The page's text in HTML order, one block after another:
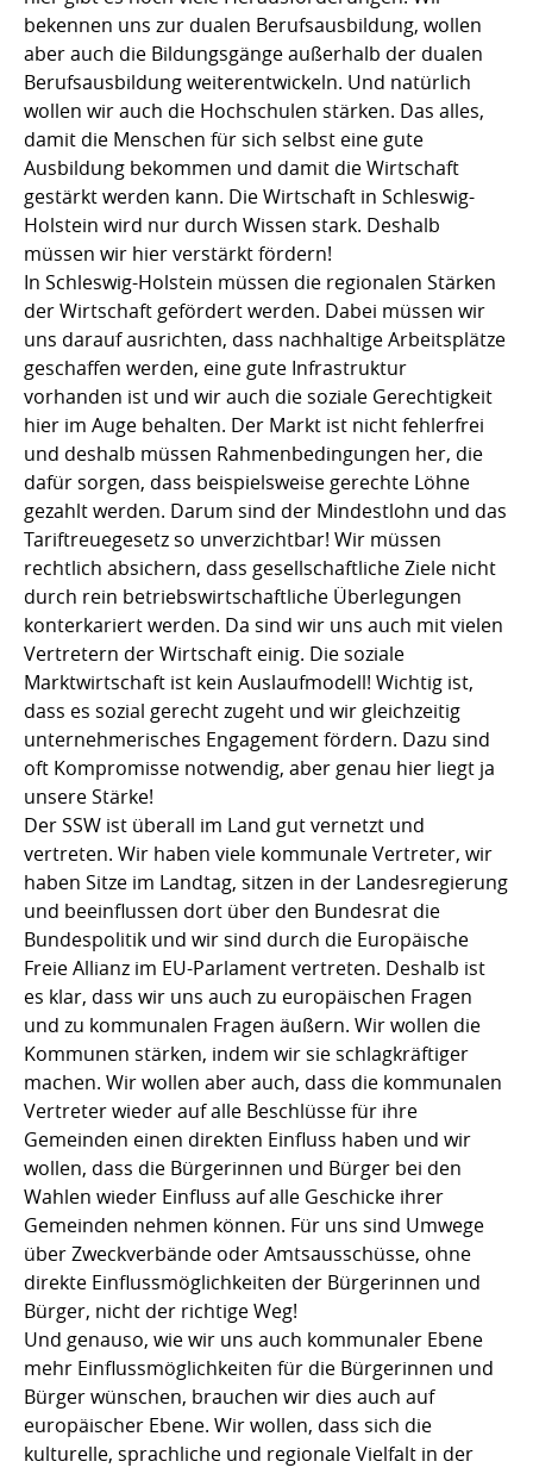
bekennen uns zur dualen Berufsausbildung, wollen
aber auch die Bildungsgänge außerhalb der dualen
Berufsausbildung weiterentwickeln. Und natürlich
wollen wir auch die Hochschulen stärken. Das alles,
damit die Menschen für sich selbst eine gute
Ausbildung bekommen und damit die Wirtschaft
gestärkt werden kann. Die Wirtschaft in Schleswig-
Holstein wird nur durch Wissen stark. Deshalb
müssen wir hier verstärkt fördern!
In Schleswig-Holstein müssen die regionalen Stärken
der Wirtschaft gefördert werden. Dabei müssen wir
uns darauf ausrichten, dass nachhaltige Arbeitsplätze
geschaffen werden, eine gute Infrastruktur
vorhanden ist und wir auch die soziale Gerechtigkeit
hier im Auge behalten. Der Markt ist nicht fehlerfrei
und deshalb müssen Rahmenbedingungen her, die
dafür sorgen, dass beispielsweise gerechte Löhne
gezahlt werden. Darum sind der Mindestlohn und das
Tariftreuegesetz so unverzichtbar! Wir müssen
rechtlich absichern, dass gesellschaftliche Ziele nicht
durch rein betriebswirtschaftliche Überlegungen
konterkariert werden. Da sind wir uns auch mit vielen
Vertretern der Wirtschaft einig. Die soziale
Marktwirtschaft ist kein Auslaufmodell! Wichtig ist,
dass es sozial gerecht zugeht und wir gleichzeitig
unternehmerisches Engagement fördern. Dazu sind
oft Kompromisse notwendig, aber genau hier liegt ja
unsere Stärke!
Der SSW ist überall im Land gut vernetzt und
vertreten. Wir haben viele kommunale Vertreter, wir
haben Sitze im Landtag, sitzen in der Landesregierung
und beeinflussen dort über den Bundesrat die
Bundespolitik und wir sind durch die Europäische
Freie Allianz im EU-Parlament vertreten. Deshalb ist
es klar, dass wir uns auch zu europäischen Fragen
und zu kommunalen Fragen äußern. Wir wollen die
Kommunen stärken, indem wir sie schlagkräftiger
machen. Wir wollen aber auch, dass die kommunalen
Vertreter wieder auf alle Beschlüsse für ihre
Gemeinden einen direkten Einfluss haben und wir
wollen, dass die Bürgerinnen und Bürger bei den
Wahlen wieder Einfluss auf alle Geschicke ihrer
Gemeinden nehmen können. Für uns sind Umwege
über Zweckverbände oder Amtsausschüsse, ohne
direkte Einflussmöglichkeiten der Bürgerinnen und
Bürger, nicht der richtige Weg!
Und genauso, wie wir uns auch kommunaler Ebene
mehr Einflussmöglichkeiten für die Bürgerinnen und
Bürger wünschen, brauchen wir dies auch auf
europäischer Ebene. Wir wollen, dass sich die
kulturelle, sprachliche und regionale Vielfalt in der